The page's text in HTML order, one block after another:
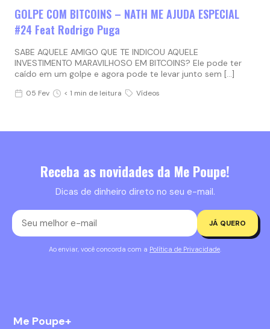
GOLPE COM BITCOINS – NATH ME AJUDA ESPECIAL
#24 Feat Rodrigo Puga
SABE AQUELE AMIGO QUE TE INDICOU AQUELE
INVESTIMENTO MARAVILHOSO EM BITCOINS? Ele pode ter
caído em um golpe e agora pode te levar junto sem […]
05 Fev < 1 min de leitura Vídeos
Receba as novidades da Me Poupe!
Dicas de dinheiro direto no seu e-mail.
JÁ QUERO
Ao enviar, você concorda com a Política de Privacidade.
Me Poupe+